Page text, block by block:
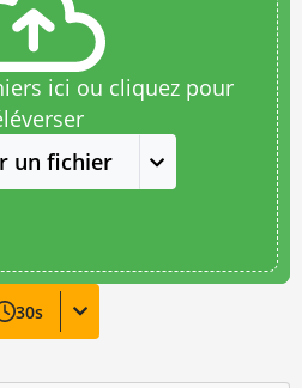
ici ou cliquez pour
un fichier
30s